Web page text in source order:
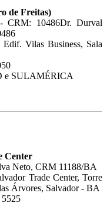
de Freitas)
CRM: 10486Dr. Durval
Vilas Business, Sala
e SULAMÉRICA
Center
Neto, CRM 11188/BA
Trade Center, Torre
Árvores, Salvador - BA